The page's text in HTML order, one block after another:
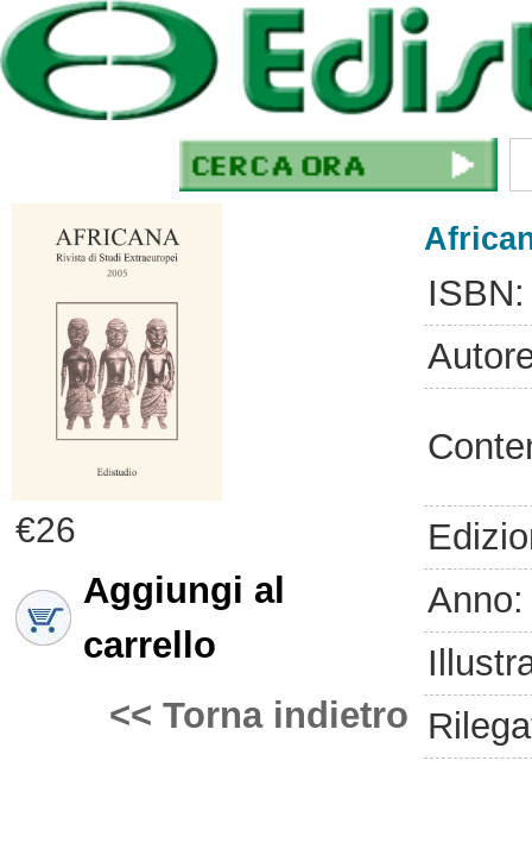
€26
Aggiungi al
carrello
<< Torna indietro
ISBN:
Anno: